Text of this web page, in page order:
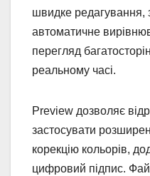
швидке
автоматичне
перегляд
реальному часі.
Preview дозволяє
застосувати
корекцію кольорів,
цифровий підпис.